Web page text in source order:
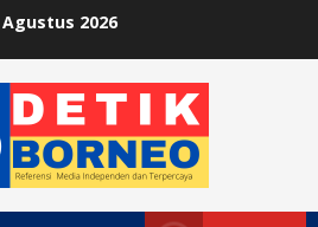
Agustus 2026